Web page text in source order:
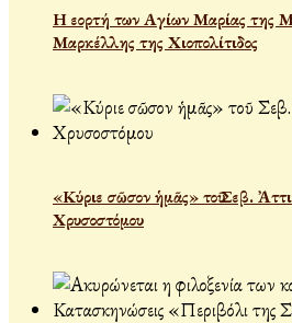
Η εορτή των Αγίων Μαρίας της
Μαρκέλλης της Χιοπολίτιδος
«Κύριε σῶσον ἡμᾶς» τοῦ Σεβ.
Χρυσοστόμου